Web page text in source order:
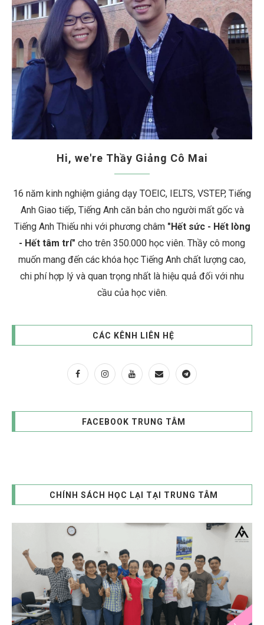
Hi, we're Thầy Giảng Cô Mai
16 năm kinh nghiệm giảng dạy TOEIC, IELTS, VSTEP, Tiếng
Anh Giao tiếp, Tiếng Anh căn bản cho người mất gốc và
Tiếng Anh Thiếu nhi với phương châm "Hết sức - Hết lòng
- Hết tâm trí" cho trên 350.000 học viên. Thầy cô mong
muốn mang đến các khóa học Tiếng Anh chất lượng cao,
chi phí hợp lý và quan trọng nhất là hiệu quả đối với nhu
cầu của học viên.
CÁC KÊNH LIÊN HỆ
FACEBOOK TRUNG TÂM
CHÍNH SÁCH HỌC LẠI TẠI TRUNG TÂM